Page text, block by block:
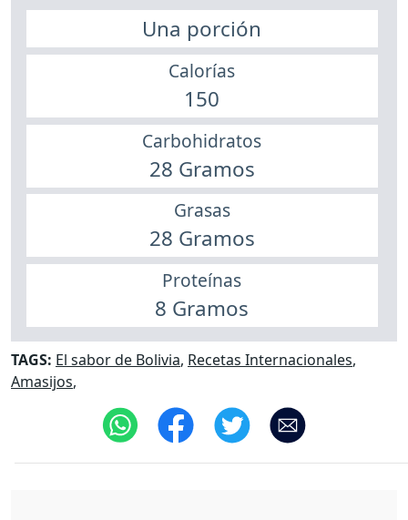
Una porción
Calorías
150
Carbohidratos
28 Gramos
Grasas
28 Gramos
Proteínas
8 Gramos
TAGS: El sabor de Bolivia, Recetas Internacionales,
Amasijos,